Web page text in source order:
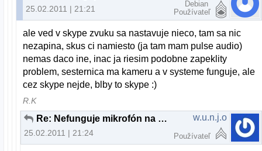
25.02.2011 | 21:21
Debian
Používateľ
ale ved v skype zvuku sa nastavuje nieco, tam sa nic
nezapina, skus ci namiesto (ja tam mam pulse audio)
nemas daco ine, inac ja riesim podobne zapeklity
problem, sesternica ma kameru a v systeme funguje, ale
cez skype nejde, blby to skype :)
R.K
Re: Nefunguje mikrofón na skype
25.02.2011 | 21:24
w.u.n.j.o
Používateľ